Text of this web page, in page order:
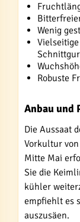
Wenig
Robuste
Anbau und
Die Aussaat
Vorkultur
Mitte Mai
Sie die
kühler
empfiehlt es
auszusäen.